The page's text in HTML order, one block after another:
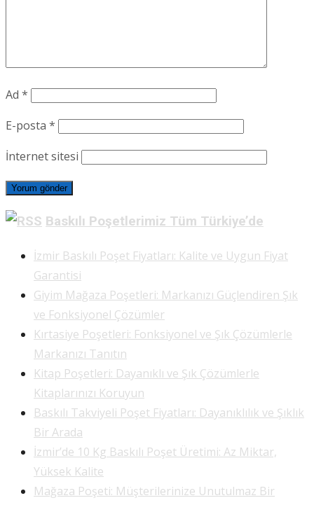
Ad *
E-posta *
İnternet sitesi
Baskılı Poşetlerimiz Tüm Türkiye’de
İzmir Baskılı Poşet Fiyatları: Kalite ve Uygun Fiyat
Garantisi
Giyim Mağaza Poşetleri: Markanızı Güçlendiren Şık
ve Fonksiyonel Çözümler
Kırtasiye Poşetleri: Fonksiyonel ve Şık Çözümlerle
Markanızı Tanıtın
Kitap Poşetleri: Dayanıklı ve Şık Çözümlerle
Kitaplarınızı Koruyun
Baskılı Takviyeli Poşet Fiyatları: Dayanıklılık ve Şıklık
Bir Arada
İzmir’de 10 Kg Baskılı Poşet Üretimi: Az Miktar,
Yüksek Kalite
Mağaza Poşeti: Müşterilerinize Unutulmaz Bir